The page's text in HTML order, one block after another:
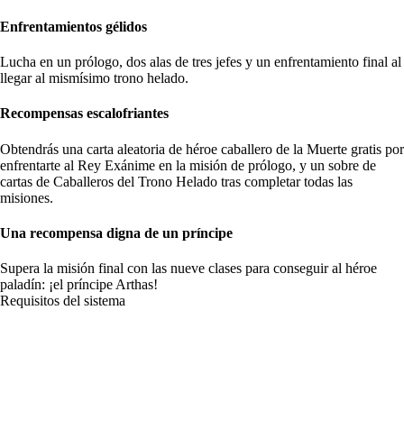
Enfrentamientos gélidos
Lucha en un prólogo, dos alas de tres jefes y un enfrentamiento final al
llegar al mismísimo trono helado.
Recompensas escalofriantes
Obtendrás una carta aleatoria de héroe caballero de la Muerte gratis por
enfrentarte al Rey Exánime en la misión de prólogo, y un sobre de
cartas de Caballeros del Trono Helado tras completar todas las
misiones.
Una recompensa digna de un príncipe
Supera la misión final con las nueve clases para conseguir al héroe
paladín: ¡el príncipe Arthas!
Requisitos del sistema